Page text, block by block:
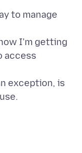
to manage
I'm getting
access
exception, is